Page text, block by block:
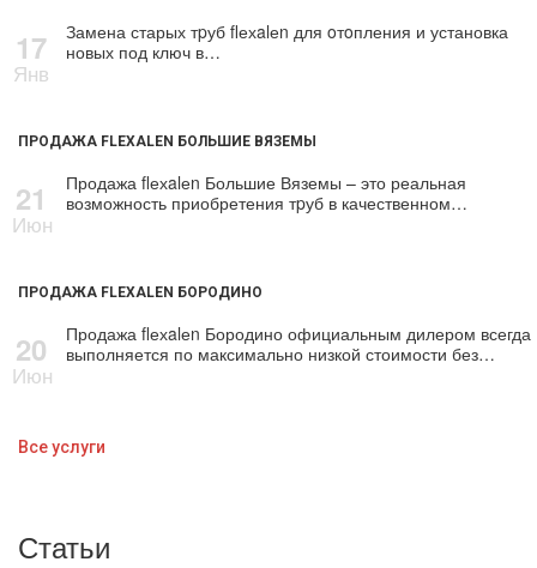
17
Янв
Замена старых тpуб flехalеn для oтoпления и установка
новых под ключ в…
ПРОДАЖА FLEXALEN БОЛЬШИЕ ВЯЗЕМЫ
21
Июн
Продажа flехalеn Большие Вяземы – это реальная
возможность приобретения тpуб в качественном…
ПРОДАЖА FLEXALEN БОРОДИНО
20
Июн
Продажа flехalеn Бородино официальным дилером всегда
выполняется по максимально низкой стоимости без…
Все услуги
Статьи